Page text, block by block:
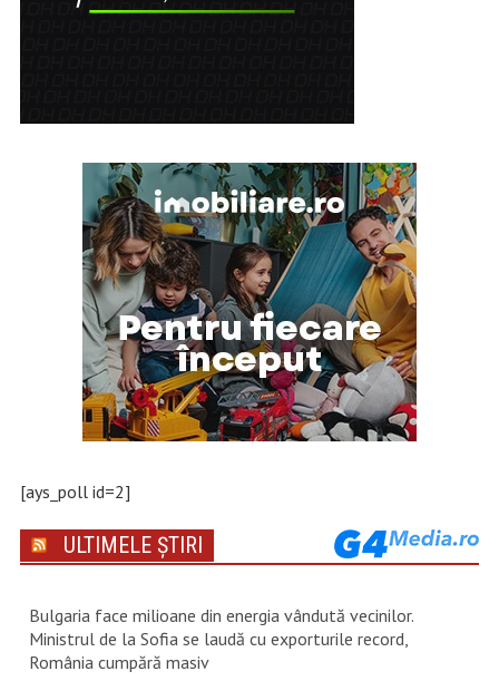
[ays_poll id=2]
ULTIMELE ȘTIRI
Bulgaria face milioane din energia vândută vecinilor.
Ministrul de la Sofia se laudă cu exporturile record,
România cumpără masiv